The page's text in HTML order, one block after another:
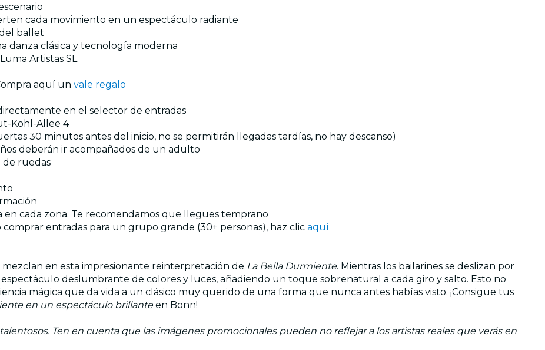
cada movimiento en un espectáculo radiante
ballet
danza clásica y tecnología moderna
Artistas SL
aquí un vale regalo
en el selector de entradas
Kohl-Allee 4
30 minutos antes del inicio, no se permitirán llegadas tardías, no hay descanso)
deberán ir acompañados de un adulto
de ruedas
en cada zona. Te recomendamos que llegues temprano
entradas para un grupo grande (30+ personas), haz clic aquí
en esta impresionante reinterpretación de La Bella Durmiente. Mientras los bailarines se deslizan por
deslumbrante de colores y luces, añadiendo un toque sobrenatural a cada giro y salto. Esto no
mágica que da vida a un clásico muy querido de una forma que nunca antes habías visto. ¡Consigue tus
en un espectáculo brillanteen Bonn!
Ten en cuenta que las imágenes promocionales pueden no reflejar a los artistas reales que verás en